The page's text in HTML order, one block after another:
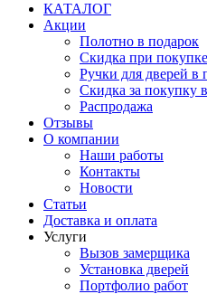
КАТАЛОГ
Акции
Полотно в подарок
Скидка при
Ручки для дверей в
Скидка за покупку
Распродажа
Отзывы
О компании
Наши работы
Контакты
Новости
Статьи
Доставка и оплата
Услуги
Вызов замерщика
Установка дверей
Портфолио работ